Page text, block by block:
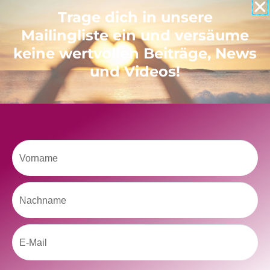
Like uns auf Facebook
Selbstliebe, Aussöhnung mit der Kindheit, Potenzial entfalten,
Trage dich in unsere
Mailingliste ein und versäume
keine wertvollen Beiträge, News
und Videos!
Vorname
Nachname
Email